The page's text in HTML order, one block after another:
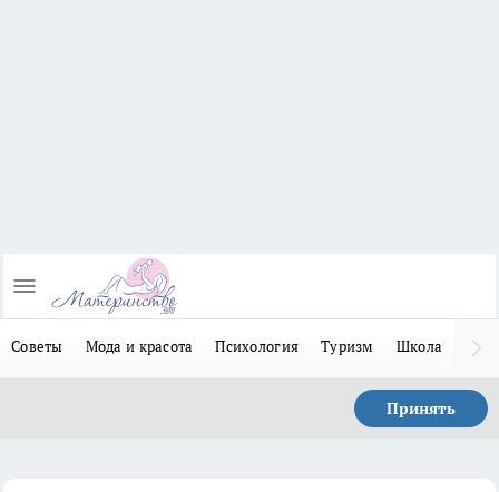
Советы Мода и красота Психология Туризм Школа
Принять